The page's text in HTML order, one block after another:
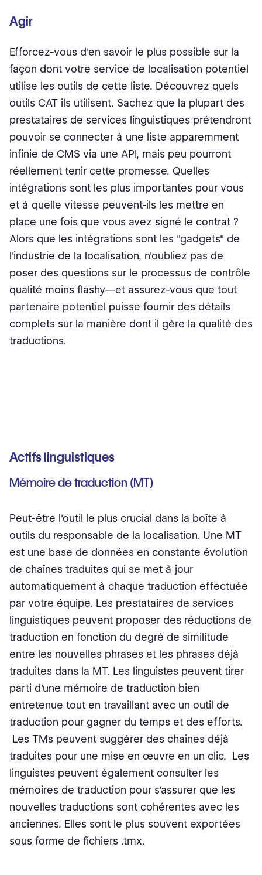
Agir
Efforcez-vous d'en savoir le plus possible sur la
façon dont votre service de localisation potentiel
utilise les outils de cette liste. Découvrez quels
outils CAT ils utilisent. Sachez que la plupart des
prestataires de services linguistiques prétendront
pouvoir se connecter à une liste apparemment
infinie de CMS via une API, mais peu pourront
réellement tenir cette promesse. Quelles
intégrations sont les plus importantes pour vous
et à quelle vitesse peuvent-ils les mettre en
place une fois que vous avez signé le contrat ?
Alors que les intégrations sont les "gadgets" de
l'industrie de la localisation, n'oubliez pas de
poser des questions sur le processus de contrôle
qualité moins flashy⁠—et assurez-vous que tout
partenaire potentiel puisse fournir des détails
complets sur la manière dont il gère la qualité des
traductions.
Actifs linguistiques
Mémoire de traduction (MT)
Peut-être l'outil le plus crucial dans la boîte à
outils du responsable de la localisation. Une MT
est une base de données en constante évolution
de chaînes traduites qui se met à jour
automatiquement à chaque traduction effectuée
par votre équipe. Les prestataires de services
linguistiques peuvent proposer des réductions de
traduction en fonction du degré de similitude
entre les nouvelles phrases et les phrases déjà
traduites dans la MT. Les linguistes peuvent tirer
parti d'une mémoire de traduction bien
entretenue tout en travaillant avec un outil de
traduction pour gagner du temps et des efforts.
Les TMs peuvent suggérer des chaînes déjà
traduites pour une mise en œuvre en un clic. Les
linguistes peuvent également consulter les
mémoires de traduction pour s'assurer que les
nouvelles traductions sont cohérentes avec les
anciennes. Elles sont le plus souvent exportées
sous forme de fichiers .tmx.